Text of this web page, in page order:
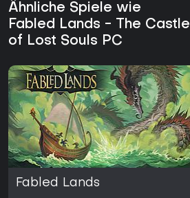
Ähnliche Spiele wie
Fabled Lands - The Castle
of Lost Souls PC
Fabled Lands